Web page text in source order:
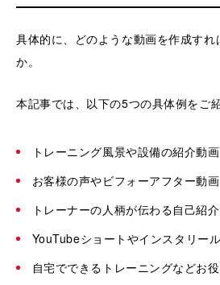
具体的に、どのような動画を作成すれ
か。
本記事では、以下の5つの具体例をご
トレーニング風景や設備の紹介動
お客様の声やビフォーアフター動
トレーナーの人柄が伝わる自己紹
YouTubeショートやインスタリー
自宅でできるトレーニングなどお